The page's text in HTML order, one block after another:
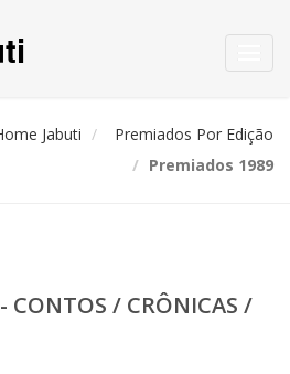
Jabuti
Premiados Por Edição
Premiados 1989
CONTOS / CRÔNICAS /